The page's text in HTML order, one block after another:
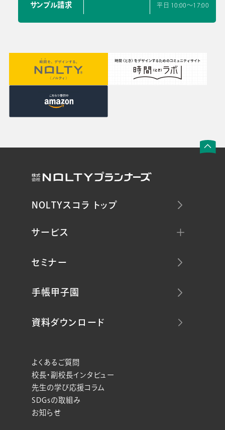
サンプル請求
平日 10:00〜17:00
NOLTYスコラ トップ
サービス
セミナー
手帳甲子園
資料ダウンロード
よくあるご質問
校長・副校長インタビュー
先生の学び応援コラム
SDGsの取組み
お知らせ